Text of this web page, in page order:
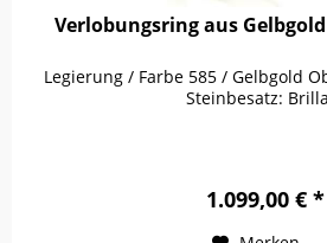
Verlobungsring aus
Legierung / Farbe 585 / Gelbgold
Steinbesatz:
1.099,00 € *